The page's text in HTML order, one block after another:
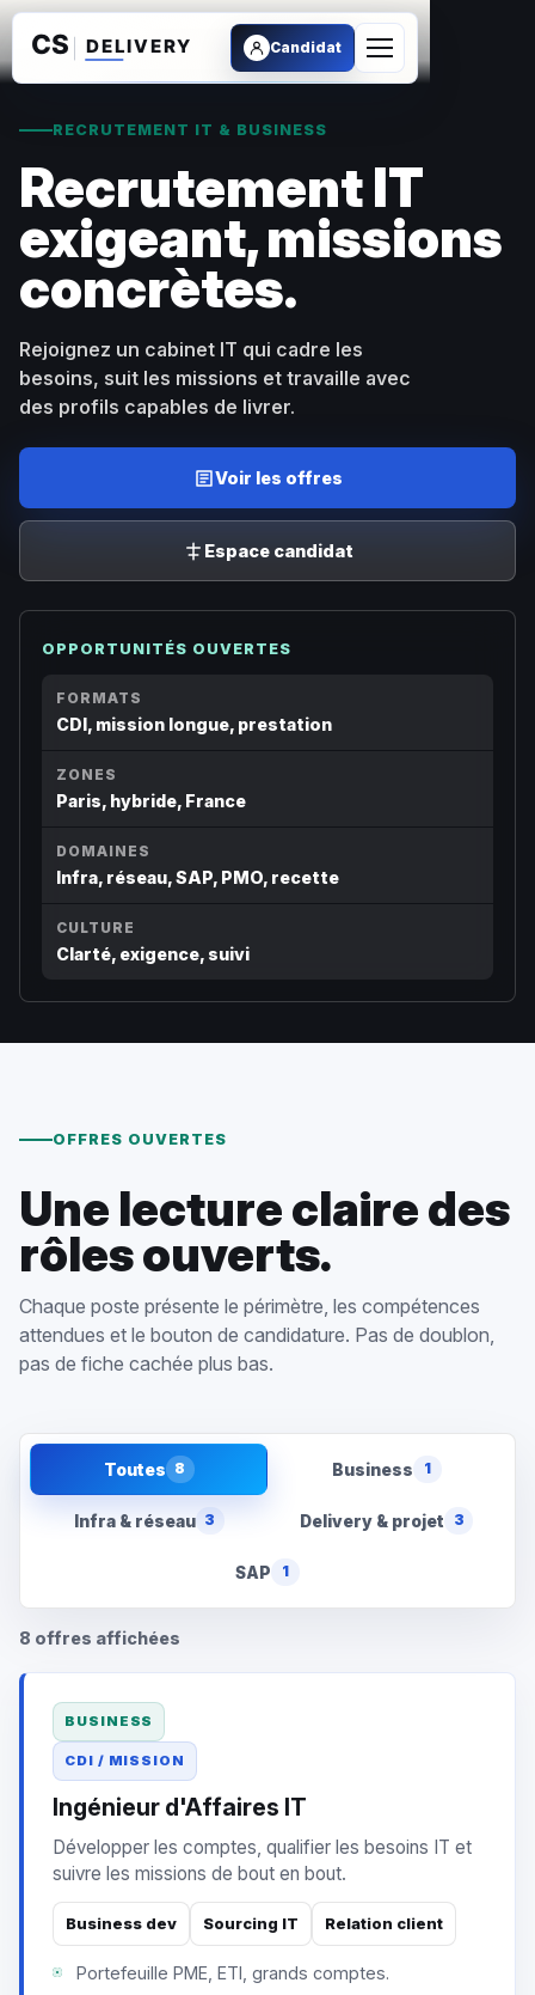
Aller au contenu
Candidat
Ouvrir le menu
RECRUTEMENT IT & BUSINESS
Recrutement IT
exigeant, missions
concrètes.
Rejoignez un cabinet IT qui cadre les
besoins, suit les missions et travaille avec
des profils capables de livrer.
Voir les offres
Espace candidat
OPPORTUNITÉS OUVERTES
FORMATS
CDI, mission longue, prestation
ZONES
Paris, hybride, France
DOMAINES
Infra, réseau, SAP, PMO, recette
CULTURE
Clarté, exigence, suivi
OFFRES OUVERTES
Une lecture claire des
rôles ouverts.
Chaque poste présente le périmètre, les compétences
attendues et le bouton de candidature. Pas de doublon,
pas de fiche cachée plus bas.
Toutes 8 Business 1
Infra & réseau 3 Delivery & projet 3
SAP 1
8 offres affichées
BUSINESS
CDI / MISSION
Ingénieur d'Affaires IT
Développer les comptes, qualifier les besoins IT et
suivre les missions de bout en bout.
Business dev Sourcing IT Relation client
Portefeuille PME, ETI, grands comptes.